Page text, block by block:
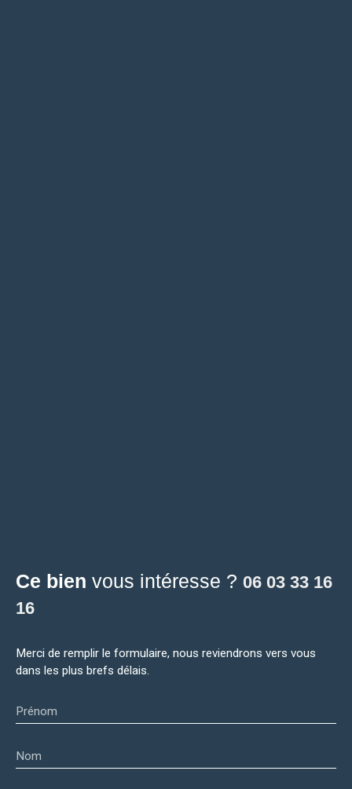
Ce bien vous intéresse ? 06 03 33 16
16
Merci de remplir le formulaire, nous reviendrons vers vous
dans les plus brefs délais.
Prénom
Nom